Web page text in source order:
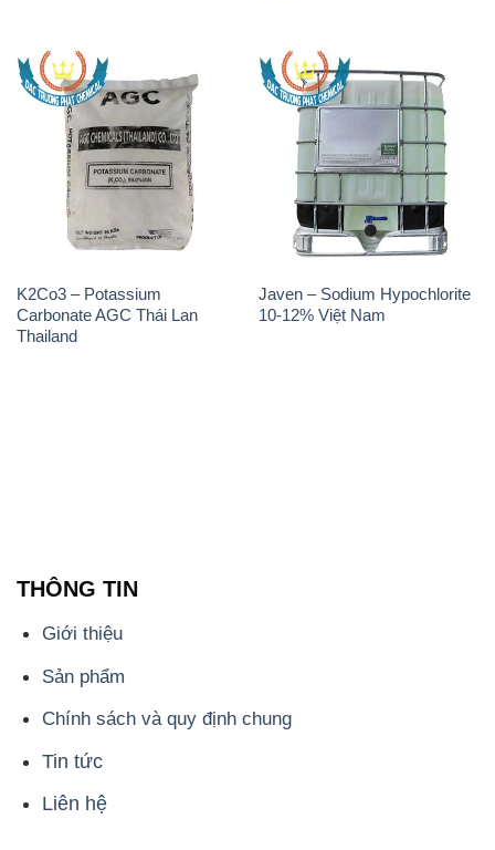
K2Co3 – Potassium
Carbonate AGC Thái Lan
Thailand
Javen – Sodium Hypochlorite
10-12% Việt Nam
THÔNG TIN
Giới thiệu
Sản phẩm
Chính sách và quy định chung
Tin tức
Liên hệ